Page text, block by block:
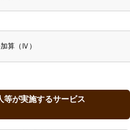
算（Ⅳ）
等が実施するサービス